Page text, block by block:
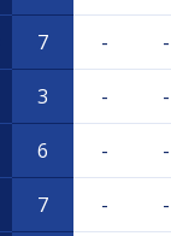
7 - -
3 - -
6 - -
7 - -